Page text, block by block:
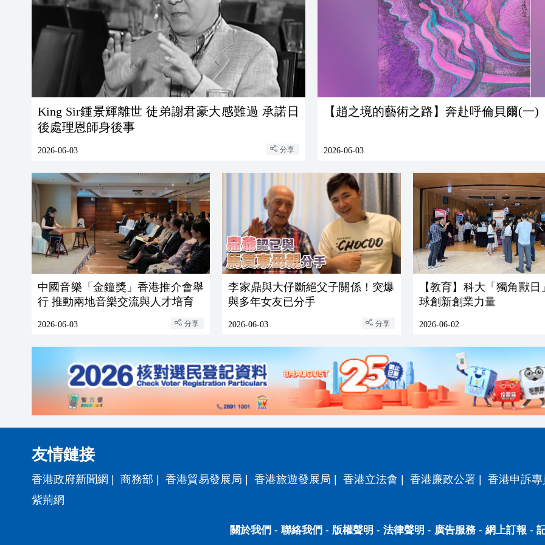
King Sir鍾景輝離世 徒弟謝君豪大感難過 承諾日
後處理恩師身後事
2026-06-03 分享
【趙之境的藝術之路】奔赴呼倫貝爾(一)
2026-06-03
中國音樂「金鐘獎」香港推介會舉
行 推動兩地音樂交流與人才培育
2026-06-03 分享
李家鼎與大仔斷絕父子關係！突爆
與多年女友已分手
2026-06-03 分享
【教育】科大「獨角獸
球創新創業力量
2026-06-02
友情鏈接
香港政府新聞網 商務部 香港貿易發展局 香港旅遊發展局 香港立法會 香港廉政公署
香港申訴
紫荊網
關於我們 - 聯絡我們 - 版權聲明 - 法律聲明 - 廣告服務- 網上訂報 -